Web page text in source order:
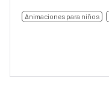
Animaciones para niños